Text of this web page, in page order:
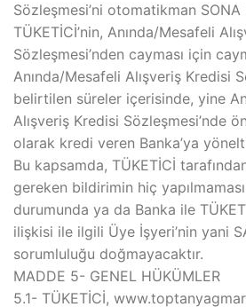
Sözleşmesi’ni otomatikman SONA
TÜKETİCİ’nin, Anında/Mesafeli
Sözleşmesi’nden cayması için
Anında/Mesafeli Alışveriş Kredisi
belirtilen süreler içerisinde, yine
Alışveriş Kredisi Sözleşmesi’nde
olarak kredi veren Banka’ya
Bu kapsamda, TÜKETİCİ
gereken bildirimin hiç
durumunda ya da Banka ile
ilişkisi ile ilgili Üye İşyeri’nin yani
sorumluluğu doğmayacaktır.
MADDE 5- GENEL HÜKÜMLER
5.1- TÜKETİCİ,